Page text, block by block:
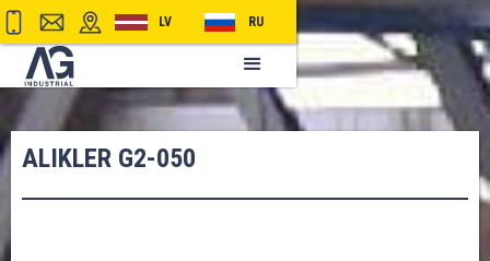
LV RU
ALIKLER G2-050